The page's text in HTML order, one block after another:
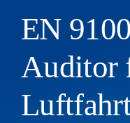
EN 9100
Auditor